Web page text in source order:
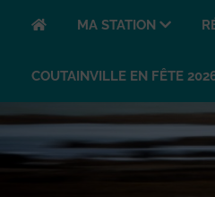
MA STATION
COUTAINVILLE EN FÊTE